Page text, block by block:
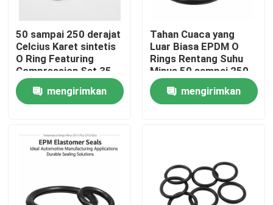
50 sampai 250 derajat
Celcius Karet sintetis
O Ring Featuring
Compression Set 35
persen Dirancang
untuk penguncian yang
tahan lama
mengirimkan
Tahan Cuaca yang
Luar Biasa EPDM O
Rings Rentang Suhu
Minus 50 sampai 250
derajat Celcius dengan
Tahan Abrasi yang
Lebih Tinggi
mengirimkan